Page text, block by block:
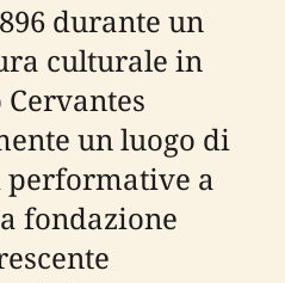
durante un
culturale in
un luogo di
performative a
fondazione